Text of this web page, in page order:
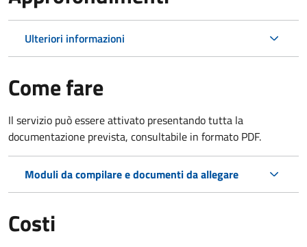
Ulteriori informazioni
Come fare
Il servizio può essere attivato presentando tutta la
documentazione prevista, consultabile in formato PDF.
Moduli da compilare e documenti da allegare
Costi